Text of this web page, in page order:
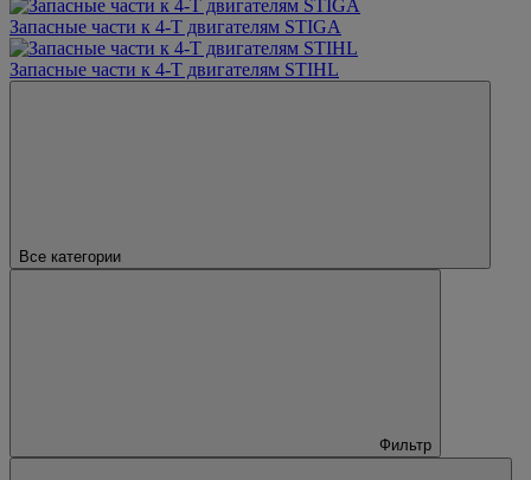
Запасные части к 4-Т двигателям STIGA
Запасные части к 4-Т двигателям STIHL
Все категории
Фильтр